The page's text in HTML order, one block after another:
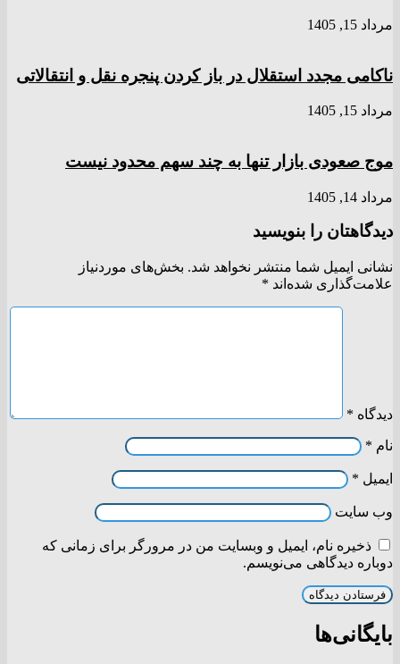
مرداد 15, 1405
ناکامی مجدد استقلال در باز کردن پنجره نقل و انتقالاتی
مرداد 15, 1405
موج صعودی بازار تنها به چند سهم محدود نیست
مرداد 14, 1405
دیدگاهتان را بنویسید
نشانی ایمیل شما منتشر نخواهد شد. بخش‌های موردنیاز
علامت‌گذاری شده‌اند *
دیدگاه *
نام *
ایمیل *
وب‌ سایت
ذخیره نام، ایمیل و وبسایت من در مرورگر برای زمانی که
دوباره دیدگاهی می‌نویسم.
بایگانی‌ها